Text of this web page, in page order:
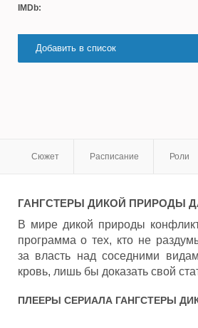
IMDb:
Добавить в список
Сюжет Расписание Роли
ГАНГСТЕРЫ ДИКОЙ ПРИРОДЫ
В мире дикой природы
программа о тех, кто не
за власть над соседними
кровь, лишь бы доказать свой
ПЛЕЕРЫ СЕРИАЛА ГАНГСТЕРЫ